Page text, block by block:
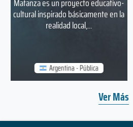
Argentina - Pública
Matanza es un proyecto educativo-
cultural inspirado básicamente en la
realidad local,...
Ver Más